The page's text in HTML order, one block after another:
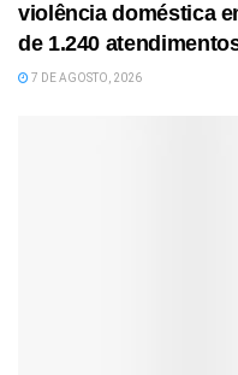
violência doméstica
de 1.240
7 DE AGOSTO, 2026